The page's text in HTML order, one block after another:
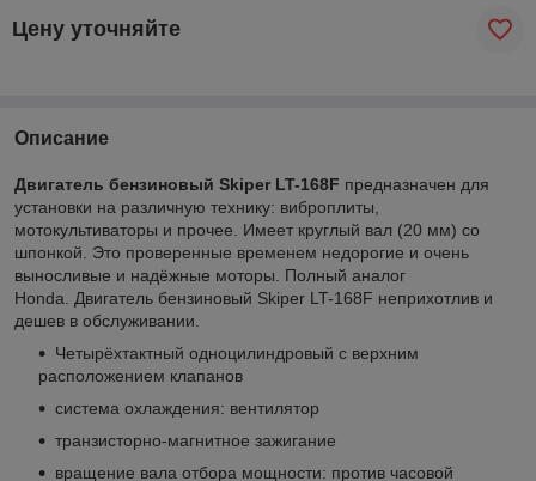
Цену уточняйте
Описание
Двигатель бензиновый Skiper LT-168F предназначен для
установки на различную технику: виброплиты,
мотокультиваторы и прочее. Имеет круглый вал (20 мм) со
шпонкой. Это проверенные временем недорогие и очень
выносливые и надёжные моторы. Полный аналог
Honda. Двигатель бензиновый Skiper LT-168F неприхотлив и
дешев в обслуживании.
Четырёхтактный одноцилиндровый с верхним
расположением клапанов
система охлаждения: вентилятор
транзисторно-магнитное зажигание
вращение вала отбора мощности: против часовой